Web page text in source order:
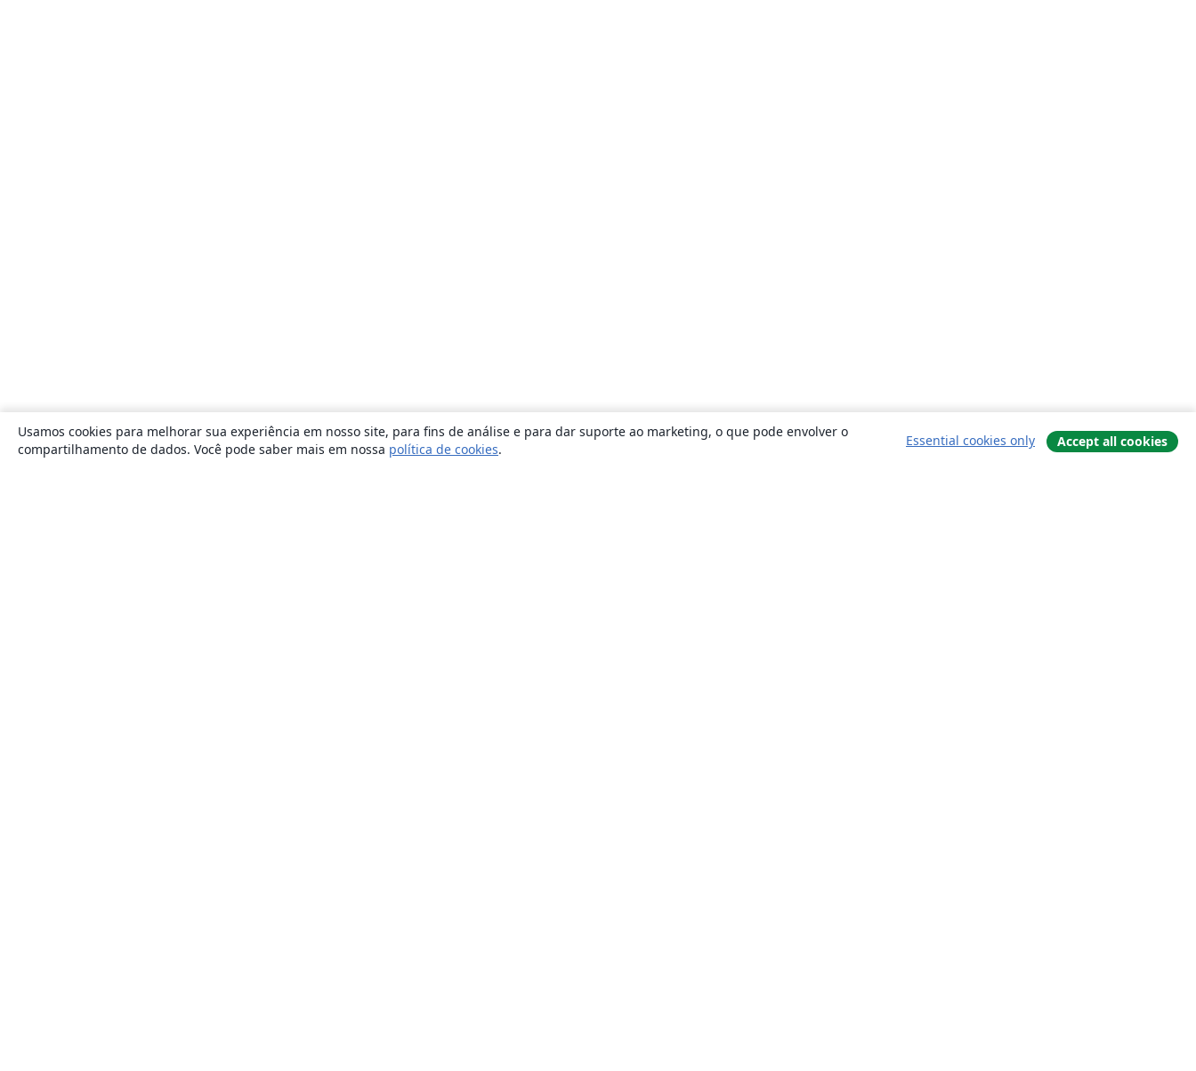
Usamos cookies para melhorar sua experiência em nosso site, para fins de análise e para dar suporte ao marketing, o que pode envolver o
compartilhamento de dados. Você pode saber mais em nossa política de cookies.
Essential cookies only Accept all cookies